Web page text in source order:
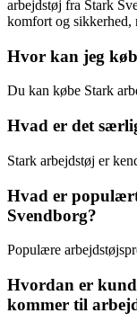
arbejdstøj fra Stark
komfort og sikkerhed,
Hvor kan jeg
Du kan købe Stark
Hvad er det
Stark arbejdstøj er
Hvad er
Svendborg?
Populære
Hvordan er
kommer til